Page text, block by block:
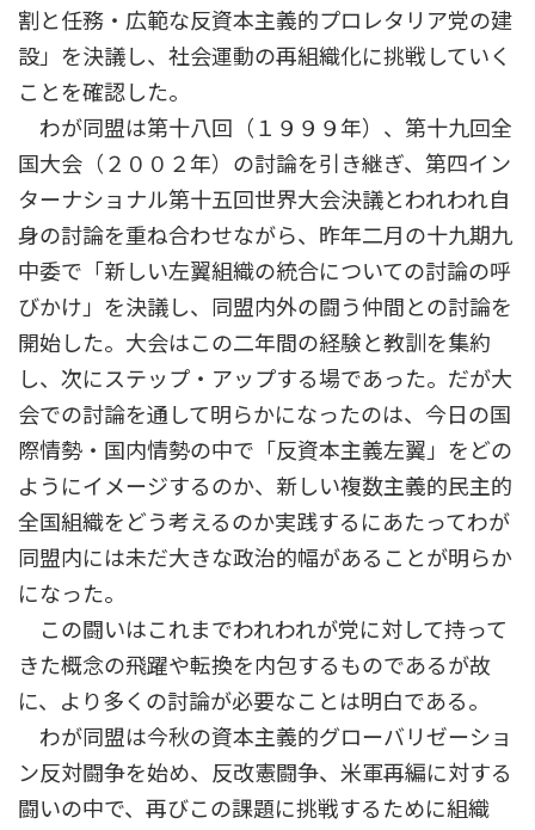
割と任務・広範な反資本主義的プロレタリア党の建
設」を決議し、社会運動の再組織化に挑戦していく
ことを確認した。
わが同盟は第十八回（１９９９年）、第十九回全
国大会（２００２年）の討論を引き継ぎ、第四イン
ターナショナル第十五回世界大会決議とわれわれ自
身の討論を重ね合わせながら、昨年二月の十九期九
中委で「新しい左翼組織の統合についての討論の呼
びかけ」を決議し、同盟内外の闘う仲間との討論を
開始した。大会はこの二年間の経験と教訓を集約
し、次にステップ・アップする場であった。だが大
会での討論を通して明らかになったのは、今日の国
際情勢・国内情勢の中で「反資本主義左翼」をどの
ようにイメージするのか、新しい複数主義的民主的
全国組織をどう考えるのか実践するにあたってわが
同盟内には未だ大きな政治的幅があることが明らか
になった。
この闘いはこれまでわれわれが党に対して持って
きた概念の飛躍や転換を内包するものであるが故
に、より多くの討論が必要なことは明白である。
わが同盟は今秋の資本主義的グローバリゼーショ
ン反対闘争を始め、反改憲闘争、米軍再編に対する
闘いの中で、再びこの課題に挑戦するために組織